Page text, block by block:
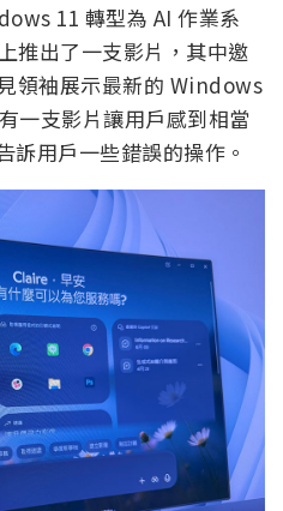
11 轉型為 AI 作業系
推出了一支影片，其中邀
領袖展示最新的 Windows
一支影片讓用戶感到相當
訴用戶一些錯誤的操作。